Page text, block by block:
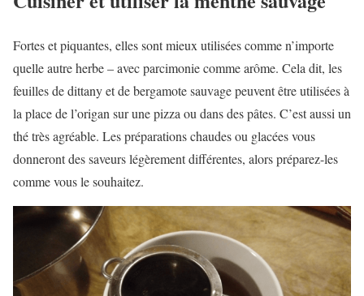
Fortes et piquantes, elles sont mieux utilisées comme n’importe
quelle autre herbe – avec parcimonie comme arôme. Cela dit, les
feuilles de dittany et de bergamote sauvage peuvent être utilisées à
la place de l’origan sur une pizza ou dans des pâtes. C’est aussi un
thé très agréable. Les préparations chaudes ou glacées vous
donneront des saveurs légèrement différentes, alors préparez-les
comme vous le souhaitez.